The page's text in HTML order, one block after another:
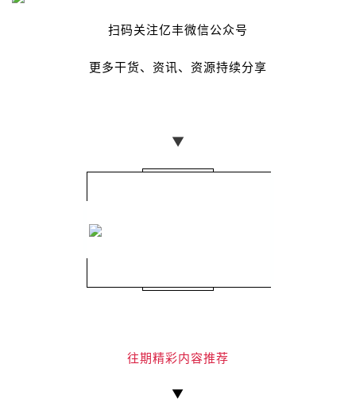
扫码关注亿丰微信公众号
更多干货、资讯、资源持续分享
▼
往期精彩内容推荐
▼